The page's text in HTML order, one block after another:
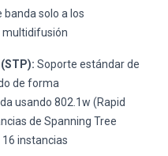
solo a los
multidifusión
Soporte estándar de
de forma
usando 802.1w (Rapid
de Spanning Tree
instancias